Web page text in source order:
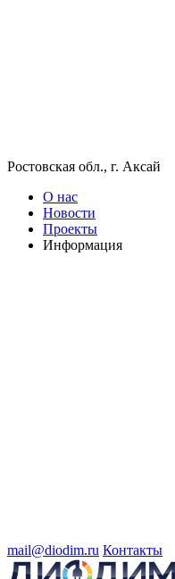
Ростовская обл., г. Аксай
О нас
Новости
Проекты
Информация
mail@diodim.ru Контакты